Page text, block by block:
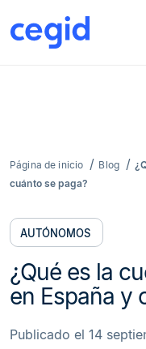
Página de inicio Blog
cuánto se paga?
AUTÓNOMOS
¿Qué es la
en España y
Publicado el 14